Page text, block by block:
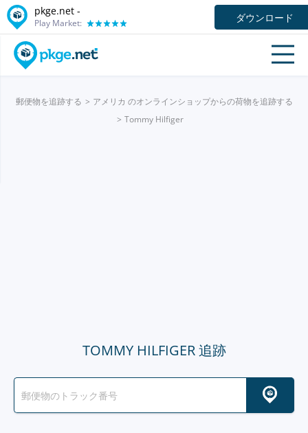
pkge.net -
Play Market: ダウンロード
郵便物を追跡する
アメリカ のオンラインショップからの荷物を追跡する
Tommy Hilfiger
TOMMY HILFIGER 追跡